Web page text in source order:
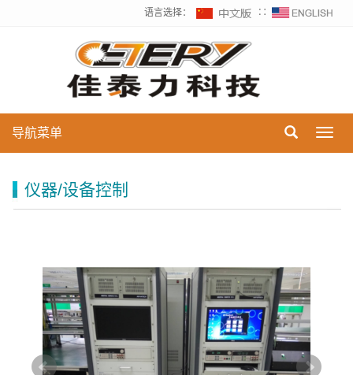
语言选择： ∷
导航菜单
仪器/设备控制